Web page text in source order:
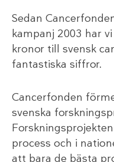
Sedan
kampanj 2003 har
kronor till svensk
fantastiska siffror.
Cancerfonden
svenska
process och i
att bara de bästa